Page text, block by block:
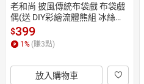
老和尚 披風傳統布袋戲 布袋戲
偶(送 DIY彩繪流體熊組 冰絲流
蘇 戲偶架)Q版布偶 木偶人偶玩
偶童玩 玩具 布袋戲手偶
$399
1 % (賺3點)
放入購物車